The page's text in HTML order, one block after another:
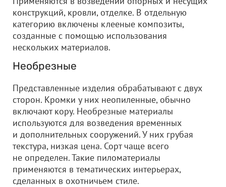
конструкций, кровли, отделке. В отдельную
категорию включены клееные композиты,
созданные с помощью использования
нескольких материалов.
Необрезные
Представленные изделия обрабатывают с двух
сторон. Кромки у них неопиленные, обычно
включают кору. Необрезные материалы
используются для возведения временных
и дополнительных сооружений. У них грубая
текстура, низкая цена. Сорт чаще всего
не определен. Такие пиломатериалы
применяются в тематических интерьерах,
сделанных в охотничьем стиле.